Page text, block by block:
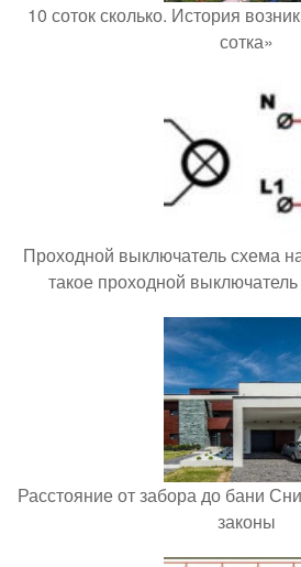
10 соток сколько. История
сотка»
Проходной выключатель схема
такое проходной выключатель
Расстояние от забора до бани
законы